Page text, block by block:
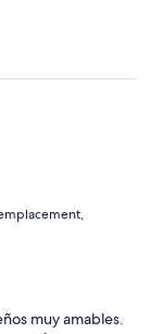
muy amables.